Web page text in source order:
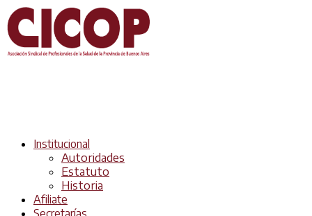
Institucional
Autoridades
Estatuto
Historia
Afiliate
Secretarías